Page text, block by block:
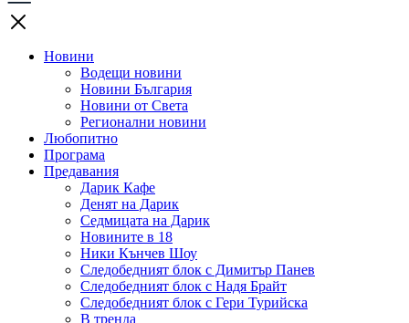
Новини
Водещи новини
Новини България
Новини от Света
Регионални новини
Любопитно
Програма
Предавания
Дарик Кафе
Денят на Дарик
Седмицата на Дарик
Новините в 18
Ники Кънчев Шоу
Следобедният блок с Димитър Панев
Следобедният блок с Надя Брайт
Следобедният блок с Гери Турийска
В тренда